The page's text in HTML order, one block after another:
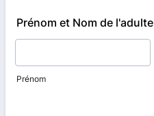
Prénom et Nom de l'adulte
Prénom